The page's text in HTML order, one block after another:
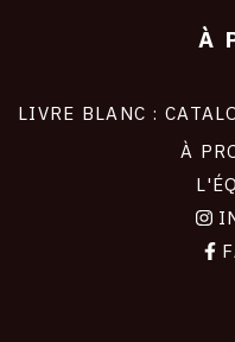
À
LIVRE BLANC :
À